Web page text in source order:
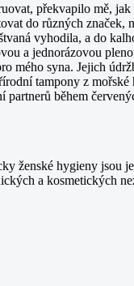
překvapilo mě,
do různých
vyhodila, a do
a jednorázovou
syna. Jejich
tampony z
během
ženské hygieny
a kosmetických